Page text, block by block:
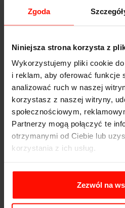
Zgoda
Niniejsza strona korzysta z
Wykorzystujemy pliki cookie
i reklam, aby oferować funkcje
analizować ruch w naszej
korzystasz z naszej witryny,
społecznościowym,
Partnerzy mogą połączyć te
otrzymanymi od Ciebie lub
korzystania z ich usług.
Zezwól na
DANE TECHNICZNE
Przyspieszenie:
Prędkość max:
Moc:
Pojemność: